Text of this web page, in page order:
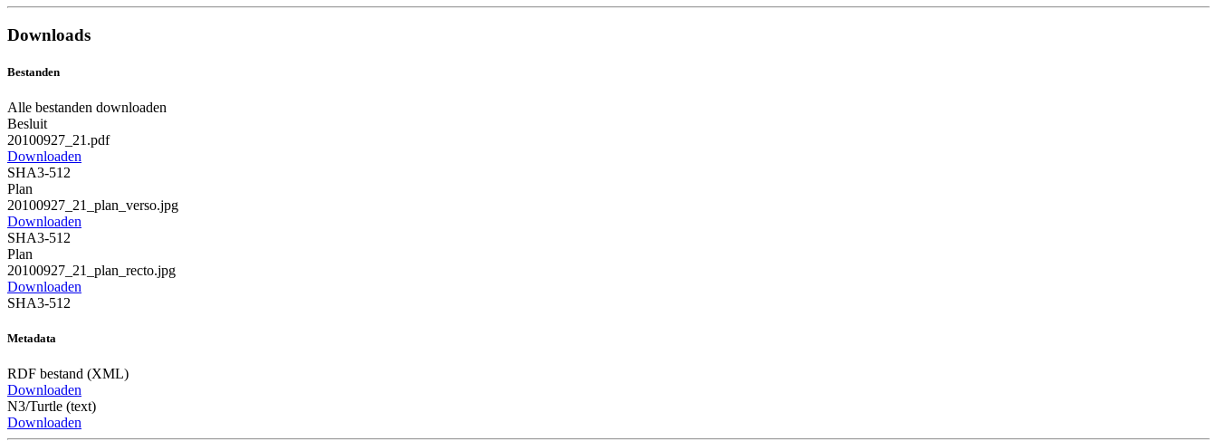
Downloads
Bestanden
Alle bestanden downloaden
Besluit
20100927_21.pdf
Downloaden
SHA3-512
Plan
20100927_21_plan_verso.jpg
Downloaden
SHA3-512
Plan
20100927_21_plan_recto.jpg
Downloaden
SHA3-512
Metadata
RDF bestand (XML)
Downloaden
N3/Turtle (text)
Downloaden